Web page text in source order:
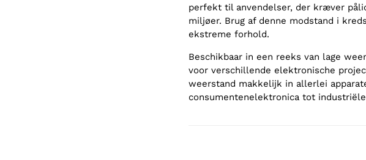
perfekt til anvendelser, der kræver
miljøer. Brug af denne modstand i
ekstreme forhold.
Beschikbaar in een reeks van lage
voor verschillende elektronische
weerstand makkelijk in allerlei
consumentenelektronica tot industriële